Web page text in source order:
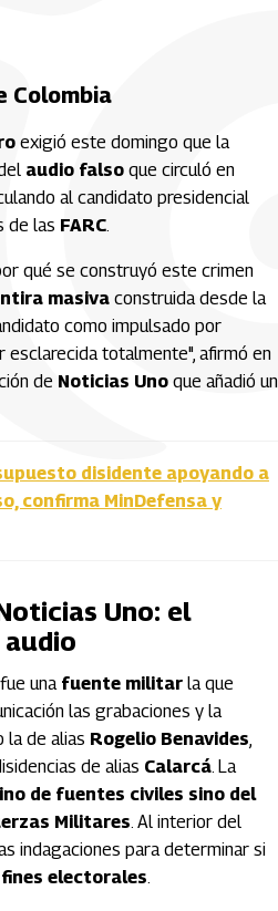
Colombia
exigió este domingo que la
audio falso que circuló en
al candidato presidencial
de las FARC.
qué se construyó este crimen
masiva construida desde la
como impulsado por
totalmente", afirmó en
de Noticias Uno que añadió un
disidente apoyando a
confirma MinDefensa y
Uno: el
una fuente militar la que
las grabaciones y la
la de alias Rogelio Benavides,
de alias Calarcá. La
de fuentes civiles sino del
Militares. Al interior del
indagaciones para determinar si
fines electorales.